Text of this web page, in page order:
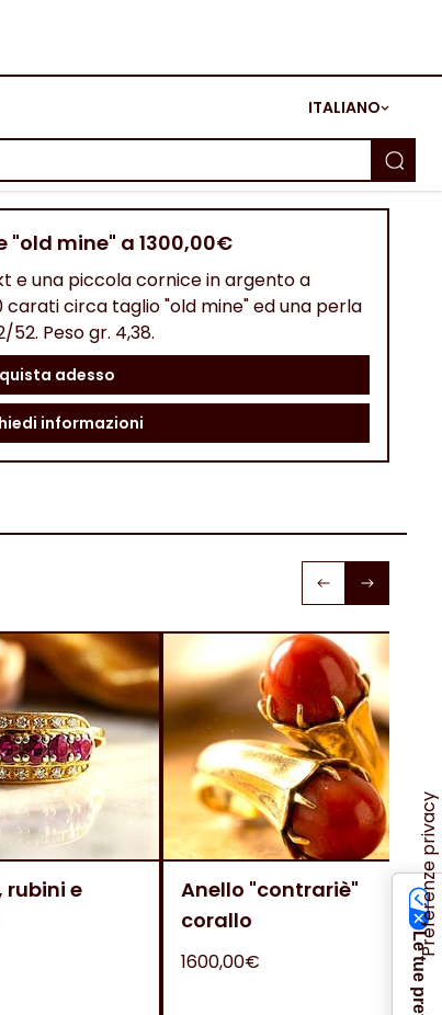
ITALIANO
mine" a 1300,00€
e una piccola cornice in argento a
circa taglio "old mine" ed una perla
52. Peso gr. 4,38.
adesso
informazioni
rubini e
Anello "contrariè"
corallo
1600,00€